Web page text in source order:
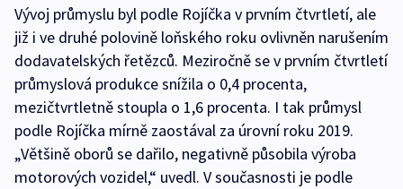
Vývoj průmyslu byl podle Rojíčka v prvním čtvrtletí, ale
již i ve druhé polovině loňského roku ovlivněn narušením
dodavatelských řetězců. Meziročně se v prvním čtvrtletí
průmyslová produkce snížila o 0,4 procenta,
mezičtvrtletně stoupla o 1,6 procenta. I tak průmysl
podle Rojíčka mírně zaostával za úrovní roku 2019.
„Většině oborů se dařilo, negativně působila výroba
motorových vozidel,“ uvedl. V současnosti je podle